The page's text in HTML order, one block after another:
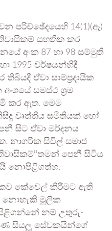
පරිච්ඡේදයෙහි 14(1)(ඈ)
සහතික කර
අංක 87 හා 98 සම්මුති
1995 වර්ෂයන්හිදී
ඒවා සාම්ප‍්‍රදායික
සමස්ථ ශ‍්‍රම
කර ඇත. මෙම
වෘත්තීය සමිතියක් හෝ
සිට ඒවා මර්දනය
නාගරික සිවිල් සමාජ
’’තමන් පෙනී සිටිය
නොපිළිගත්හ.
කේවෙල් කිරීමට ඇති
නොහැකි මූලික
නම් උතුරු-
සියලූ සේවකයින්ගේ